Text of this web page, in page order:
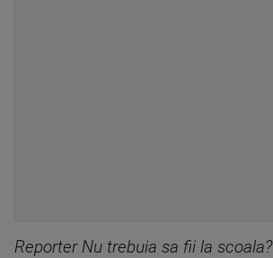
Reporter Nu trebuia sa fii la scoala?